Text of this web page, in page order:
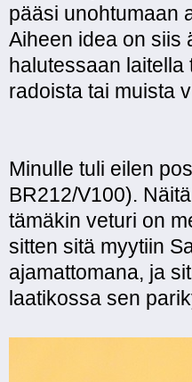
pääsi unohtumaan
Aiheen idea on siis
halutessaan
radoista tai muista
Minulle tuli eilen
BR212/V100).
tämäkin veturi on
sitten sitä myytiin
ajamattomana, ja
laatikossa sen